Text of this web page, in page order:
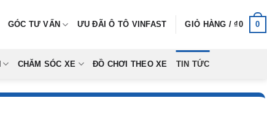
GÓC TƯ VẤN ƯU ĐÃI Ô TÔ VINFAST GIỎ HÀNG /₫0 0
CHĂM SÓC XE ĐỒ CHƠI THEO XE TIN TỨC